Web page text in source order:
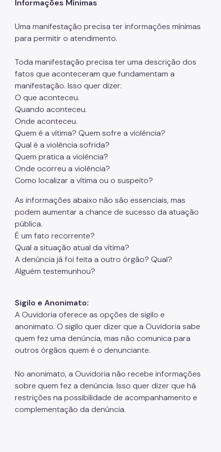
Informações Mínimas
Uma manifestação precisa ter informações mínimas
para permitir o atendimento.
Toda manifestação precisa ter uma descrição dos
fatos que aconteceram que fundamentam a
manifestação. Isso quer dizer:
O que aconteceu.
Quando aconteceu.
Onde aconteceu.
Quem é a vítima? Quem sofre a violência?
Qual é a violência sofrida?
Quem pratica a violência?
Onde ocorreu a violência?
Como localizar a vítima ou o suspeito?
As informações abaixo não são essenciais, mas
podem aumentar a chance de sucesso da atuação
pública.
É um fato recorrente?
Qual a situação atual da vítima?
A denúncia já foi feita a outro órgão? Qual?
Alguém testemunhou?
Sigilo e Anonimato:
A Ouvidoria oferece as opções de sigilo e
anonimato. O sigilo quer dizer que a Ouvidoria sabe
quem fez uma denúncia, mas não comunica para
outros órgãos quem é o denunciante.
No anonimato, a Ouvidoria não recebe informações
sobre quem fez a denúncia. Isso quer dizer que há
restrições na possibilidade de acompanhamento e
complementação da denúncia.